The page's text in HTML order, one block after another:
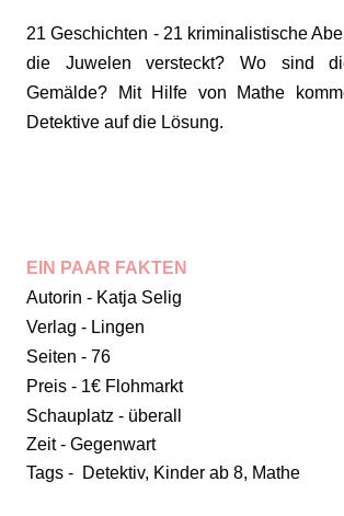
21 Geschichten - 21 kriminalistische
die Juwelen versteckt? Wo sind
Gemälde? Mit Hilfe von Mathe
Detektive auf die Lösung.
EIN PAAR FAKTEN
Autorin - Katja Selig
Verlag - Lingen
Seiten - 76
Preis - 1€ Flohmarkt
Schauplatz - überall
Zeit - Gegenwart
Tags - Detektiv, Kinder ab 8, Mathe